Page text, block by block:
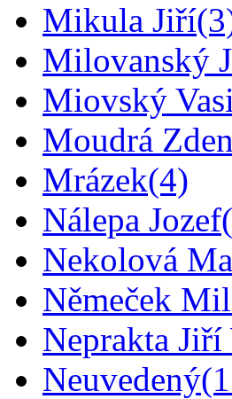
Mikula Jiří
Milovanský
Miovský
Moudrá
Mrázek(4)
Nálepa Jozef
Nekolová
Němeček
Neprakta
Neuvedený